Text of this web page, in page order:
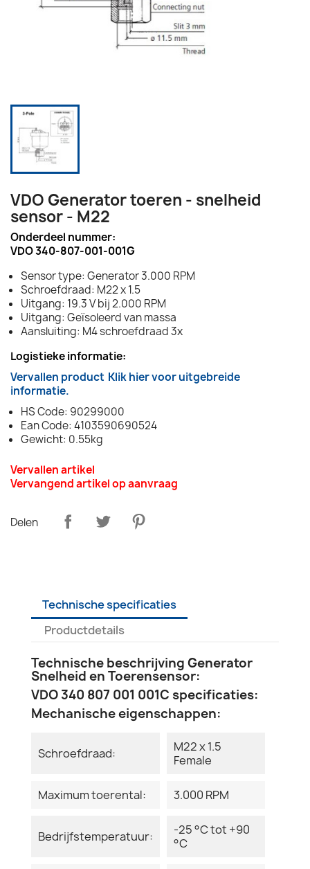
VDO Generator toeren - snelheid
sensor - M22
Onderdeel nummer:
VDO 340-807-001-001G
Sensor type: Generator 3.000 RPM
Schroefdraad: M22 x 1.5
Uitgang: 19.3 V bij 2.000 RPM
Uitgang: Geïsoleerd van massa
Aansluiting: M4 schroefdraad 3x
Logistieke informatie:
Vervallen product Klik hier voor uitgebreide
informatie.
HS Code: 90299000
Ean Code: 4103590690524
Gewicht: 0.55kg
Vervallen artikel
Vervangend artikel op aanvraag
Delen
Technische specificaties
Productdetails
Technische beschrijving Generator
Snelheid en Toerensensor:
VDO 340 807 001 001C specificaties:
Mechanische eigenschappen:
Schroefdraad:
M22 x 1.5
Female
Maximum toerental: 3.000 RPM
Bedrijfstemperatuur:
-25 °C tot +90
°C